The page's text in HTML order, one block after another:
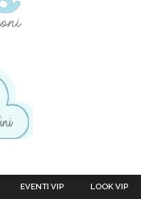
EVENTI VIP LOOK VIP